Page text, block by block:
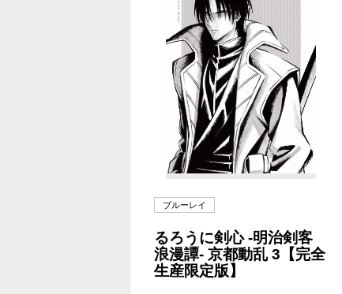
ブルーレイ
るろうに剣心 -明治剣客
浪漫譚- 京都動乱 3【完全
生産限定版】